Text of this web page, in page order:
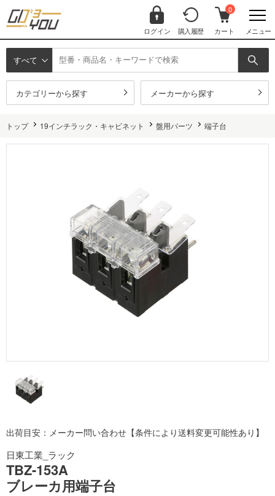
ログイン 購入履歴
0
カート メニュー
すべて
カテゴリーから探す メーカーから探す
トップ 19インチラック・キャビネット 盤用パーツ 端子台
出荷目安：メーカー問い合わせ【条件により送料変更可能性あり】
日東工業_ラック
TBZ-153A
ブレーカ用端子台